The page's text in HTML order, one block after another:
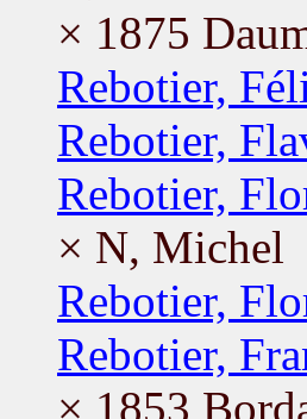
× 1875
Rebotier,
Rebotier,
Rebotier,
× N, Michel
Rebotier,
Rebotier,
× 1853